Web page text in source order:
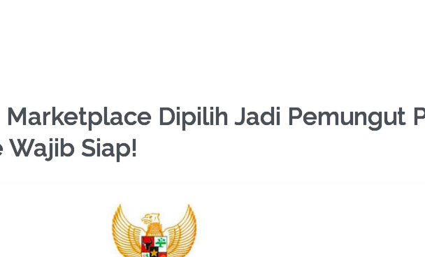
Dipilih Jadi Pemungut
Wajib Siap!